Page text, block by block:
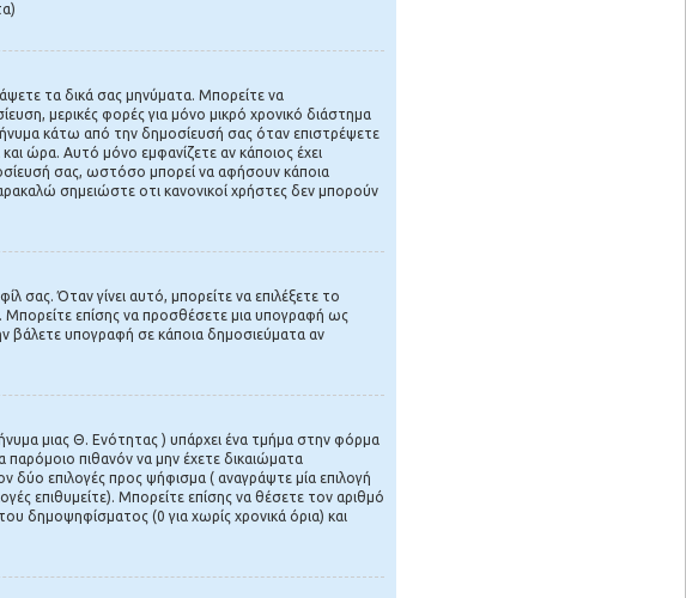
τα δικά σας μηνύματα. Μπορείτε να
μερικές φορές για μόνο μικρό χρονικό διάστημα
κάτω από την δημοσίευσή σας όταν επιστρέψετε
ώρα. Αυτό μόνο εμφανίζετε αν κάποιος έχει
σας, ωστόσο μπορεί να αφήσουν κάποια
σημειώστε οτι κανονικοί χρήστες δεν μπορούν
σας. Όταν γίνει αυτό, μπορείτε να επιλέξετε το
επίσης να προσθέσετε μια υπογραφή ως
βάλετε υπογραφή σε κάποια δημοσιεύματα αν
μιας Θ. Ενότητας ) υπάρχει ένα τμήμα στην φόρμα
πιθανόν να μην έχετε δικαιώματα
επιλογές προς ψήφισμα ( αναγράψτε μία επιλογή
επιθυμείτε). Μπορείτε επίσης να θέσετε τον αριθμό
δημοψηφίσματος (0 για χωρίς χρονικά όρια) και